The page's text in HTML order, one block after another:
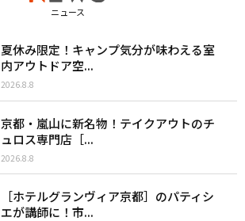
ニュース
夏休み限定！キャンプ気分が味わえる室
内アウトドア空...
2026.8.8
京都・嵐山に新名物！テイクアウトのチ
ュロス専門店［...
2026.8.8
［ホテルグランヴィア京都］のパティシ
エが講師に！市...